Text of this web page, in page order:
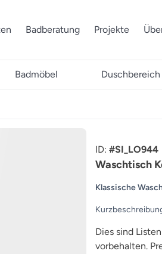
Badberatung Projekte
Badmöbel Duschbereich
ID: #SI_LO944
Waschtisch
Klassische
Dies sind
vorbehalten.